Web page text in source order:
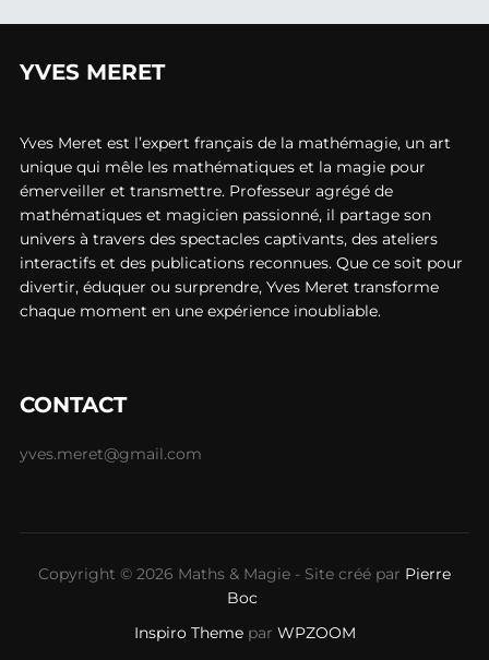
YVES MERET
Yves Meret est l’expert français de la mathémagie, un art
unique qui mêle les mathématiques et la magie pour
émerveiller et transmettre. Professeur agrégé de
mathématiques et magicien passionné, il partage son
univers à travers des spectacles captivants, des ateliers
interactifs et des publications reconnues. Que ce soit pour
divertir, éduquer ou surprendre, Yves Meret transforme
chaque moment en une expérience inoubliable.
CONTACT
yves.meret@gmail.com
Copyright © 2026 Maths & Magie - Site créé par Pierre
Boc
Inspiro Themepar WPZOOM